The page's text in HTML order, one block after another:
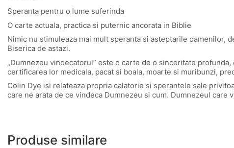
Speranta pentru o lume suferinda
O carte actuala, practica si puternic ancorata in Biblie
Nimic nu stimuleaza mai mult speranta si asteptarile oamenilor,
Biserica de astazi.
„Dumnezeu vindecatorul” este o carte de o sinceritate
certificarea lor medicala, pacat si boala, moarte si muribunzi,
Colin Dye isi relateaza propria calatorie si sperantele sale
care ne arata de ce vindeca Dumnezeu si cum. Dumnezeul
Produse similare